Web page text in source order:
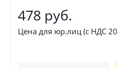
478 руб.
Цена для юр.лиц (с НДС